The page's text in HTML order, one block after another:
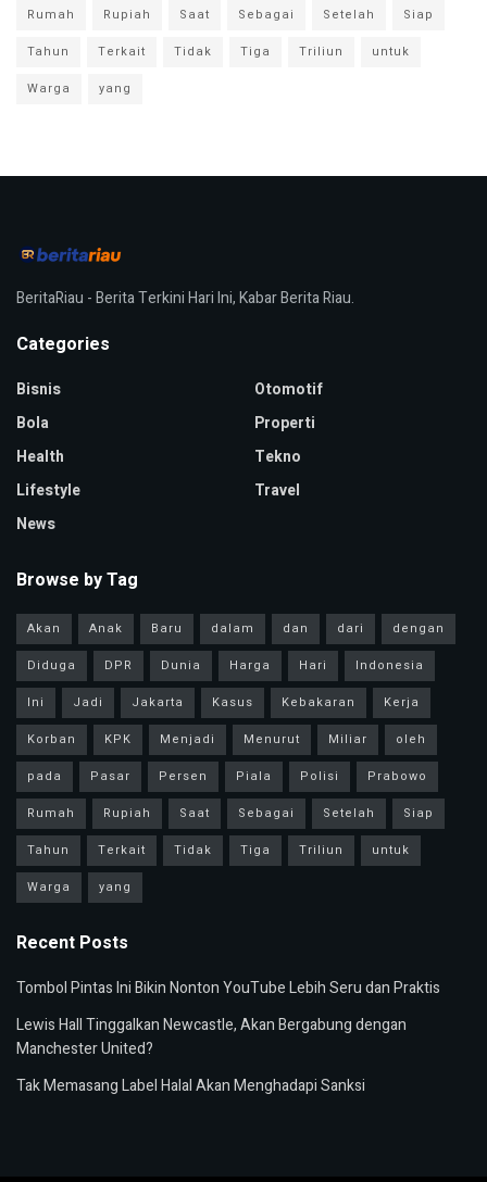
Rumah
Rupiah Saat Sebagai Setelah
Siap
Tahun
Terkait Tidak Tiga Triliun
untuk
Warga
yang
BeritaRiau - Berita Terkini Hari Ini, Kabar Berita Riau.
Categories
Bisnis
Bola
Health
Lifestyle
News
Otomotif
Properti
Tekno
Travel
Browse by Tag
Akan Anak Baru dalam dan dari
dengan
Diduga
DPR Dunia Harga Hari
Indonesia
Ini
Jadi Jakarta Kasus Kebakaran
Kerja
Korban
KPK Menjadi Menurut Miliar
oleh
pada
Pasar Persen Piala Polisi
Prabowo
Rumah
Rupiah Saat Sebagai Setelah
Siap
Tahun
Terkait Tidak Tiga Triliun
untuk
Warga
yang
Recent Posts
Tombol Pintas Ini Bikin Nonton YouTube Lebih Seru dan Praktis
Lewis Hall Tinggalkan Newcastle, Akan Bergabung dengan
Manchester United?
Tak Memasang Label Halal Akan Menghadapi Sanksi